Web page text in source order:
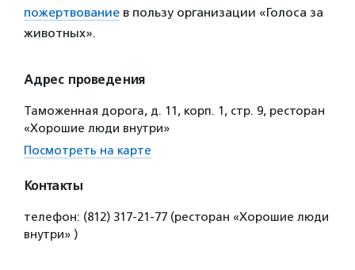
пожертвование в пользу организации «Голоса за
животных».
Адрес проведения
Таможенная дорога, д. 11, корп. 1, стр. 9, ресторан
«Хорошие люди внутри»
Посмотреть на карте
Контакты
телефон: (812) 317-21-77 (ресторан «Хорошие люди
внутри» )